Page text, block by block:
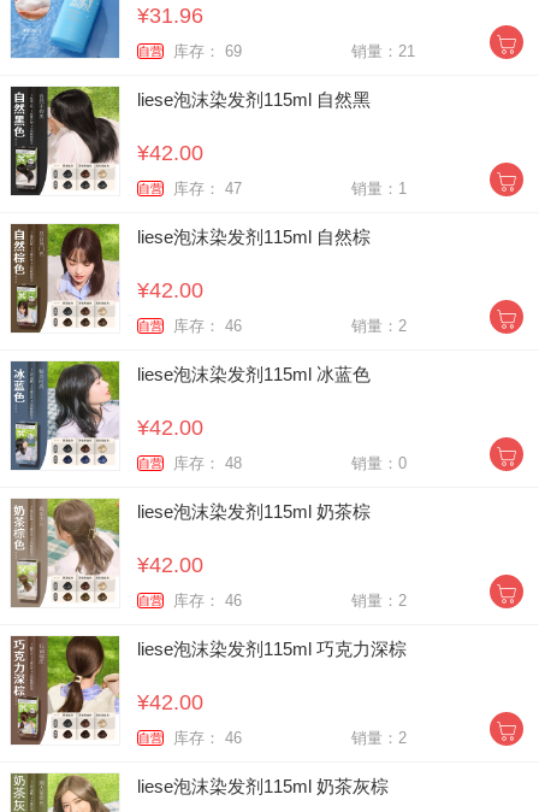
¥31.96
自营 库存： 69 销量：21
liese泡沫染发剂115ml 自然黑
¥42.00
自营 库存： 47 销量：1
liese泡沫染发剂115ml 自然棕
¥42.00
自营 库存： 46 销量：2
liese泡沫染发剂115ml 冰蓝色
¥42.00
自营 库存： 48 销量：0
liese泡沫染发剂115ml 奶茶棕
¥42.00
自营 库存： 46 销量：2
liese泡沫染发剂115ml 巧克力深棕
¥42.00
自营 库存： 46 销量：2
liese泡沫染发剂115ml 奶茶灰棕